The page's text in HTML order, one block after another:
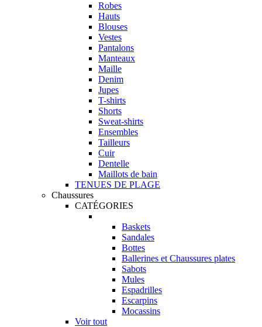
Robes
Hauts
Blouses
Vestes
Pantalons
Manteaux
Maille
Denim
Jupes
T-shirts
Shorts
Sweat-shirts
Ensembles
Tailleurs
Cuir
Dentelle
Maillots de bain
TENUES DE PLAGE
Chaussures
CATÉGORIES
Baskets
Sandales
Bottes
Ballerines et Chaussures plates
Sabots
Mules
Espadrilles
Escarpins
Mocassins
Voir tout